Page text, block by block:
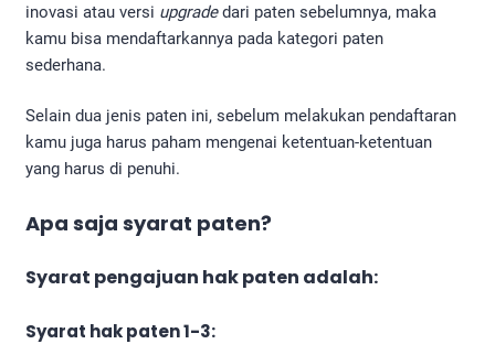
inovasi atau versi upgradedari paten sebelumnya, maka
kamu bisa mendaftarkannya pada kategori paten
sederhana.
Selain dua jenis paten ini, sebelum melakukan pendaftaran
kamu juga harus paham mengenai ketentuan-ketentuan
yang harus di penuhi.
Apa saja syarat paten?
Syarat pengajuan hak paten adalah:
Syarat hak paten 1-3: